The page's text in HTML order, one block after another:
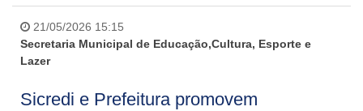
21/05/2026 15:15
Secretaria Municipal de Educação,Cultura, Esporte e
Lazer
Sicredi e Prefeitura promovem